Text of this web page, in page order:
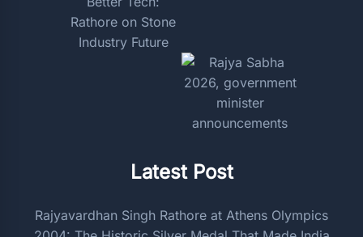
Latest Post
Rajyavardhan Singh Rathore at Athens Olympics